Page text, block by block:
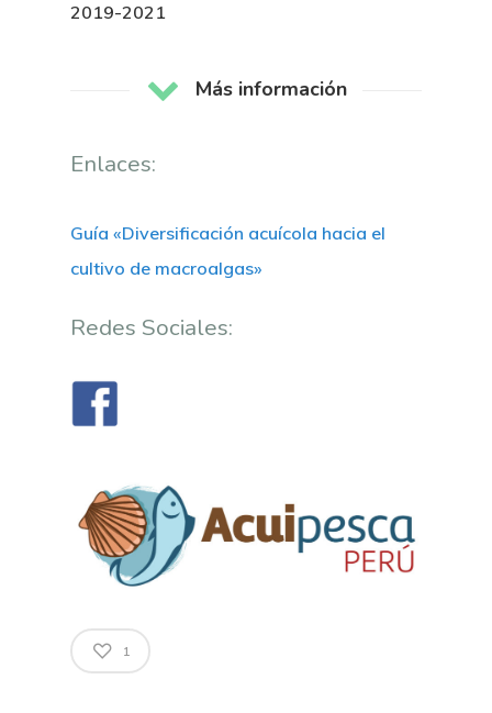
2019-2021
Más información
Enlaces:
Guía «Diversificación acuícola hacia el
cultivo de macroalgas»
Redes Sociales:
1
Logo CETMAR
Boletín De Noticias
Licitaciones
Gobierno